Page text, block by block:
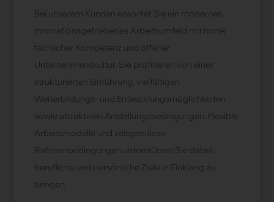
Bei unserem Kunden erwartet Sie ein modernes,
innovationsgetriebenes Arbeitsumfeld mit hoher
fachlicher Kompetenz und offener
Unternehmenskultur. Sie profitieren von einer
strukturierten Einführung, vielfältigen
Weiterbildungs- und Entwicklungsmöglichkeiten
sowie attraktiven Anstellungsbedingungen. Flexible
Arbeitsmodelle und zeitgemässe
Rahmenbedingungen unterstützen Sie dabei,
berufliche und persönliche Ziele in Einklang zu
bringen.